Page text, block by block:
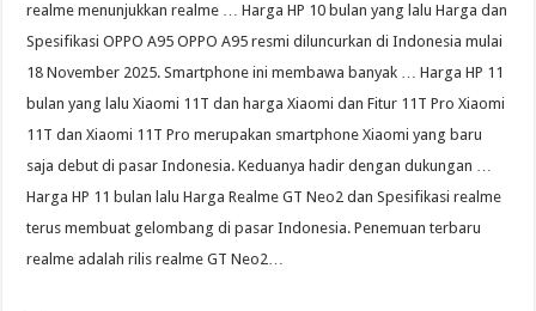
realme menunjukkan realme … Harga HP 10 bulan yang lalu Harga dan
Spesifikasi OPPO A95 OPPO A95 resmi diluncurkan di Indonesia mulai
18 November 2025. Smartphone ini membawa banyak … Harga HP 11
bulan yang lalu Xiaomi 11T dan harga Xiaomi dan Fitur 11T Pro Xiaomi
11T dan Xiaomi 11T Pro merupakan smartphone Xiaomi yang baru
saja debut di pasar Indonesia. Keduanya hadir dengan dukungan …
Harga HP 11 bulan lalu Harga Realme GT Neo2 dan Spesifikasi realme
terus membuat gelombang di pasar Indonesia. Penemuan terbaru
realme adalah rilis realme GT Neo2…